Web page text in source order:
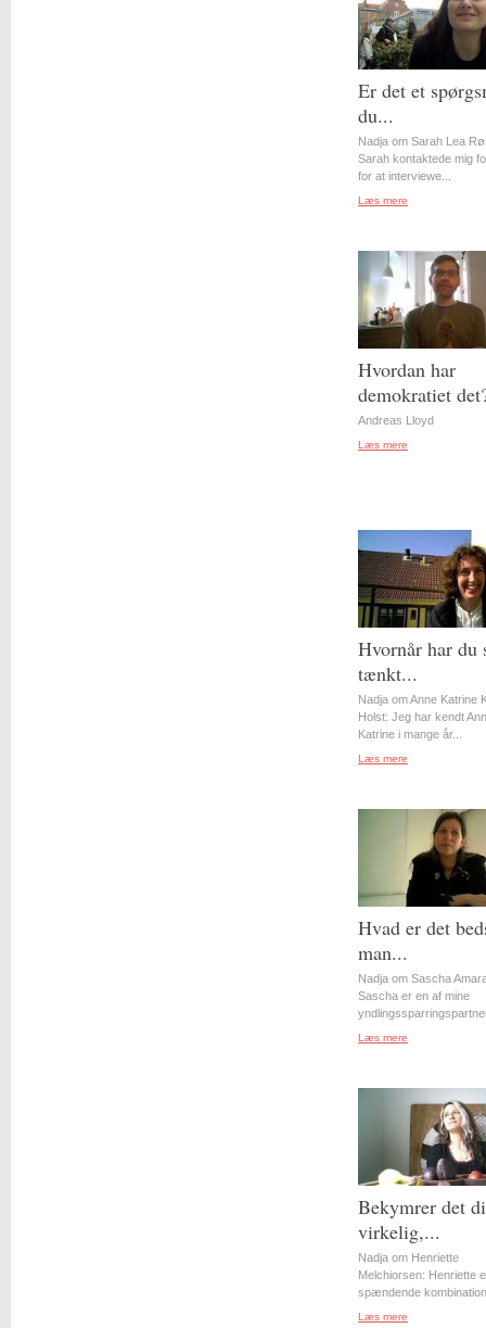
Er det et
du...
Nadja om Sarah Lea
Sarah kontaktede mig
for at interviewe...
Læs mere
Hvordan har
demokratiet
Andreas Lloyd
Læs mere
Hvornår har du
tænkt...
Nadja om Anne Katrine
Holst: Jeg har kendt
Katrine i mange år...
Læs mere
Hvad er det
man...
Nadja om Sascha
Sascha er en af mine
Læs mere
Bekymrer det
virkelig,...
Nadja om Henriette
Melchiorsen: Henriette
spændende
Læs mere